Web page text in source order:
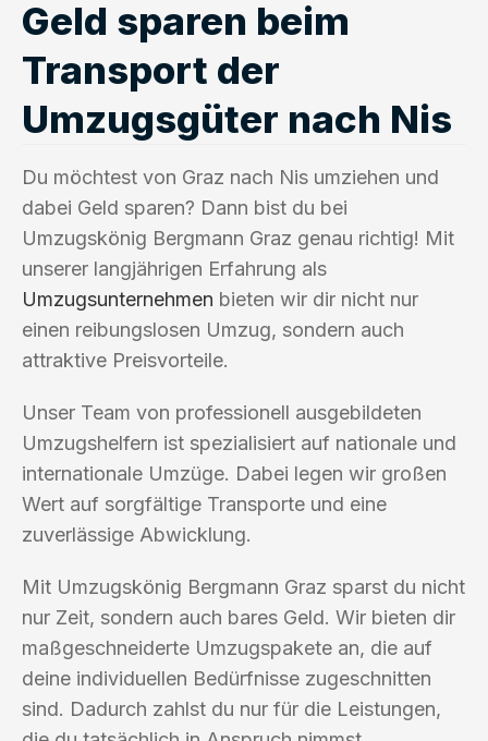
Geld sparen beim
Transport der
Umzugsgüter nach Nis
Du möchtest von Graz nach Nis umziehen und
dabei Geld sparen? Dann bist du bei
Umzugskönig Bergmann Graz genau richtig! Mit
unserer langjährigen Erfahrung als
Umzugsunternehmen bieten wir dir nicht nur
einen reibungslosen Umzug, sondern auch
attraktive Preisvorteile.
Unser Team von professionell ausgebildeten
Umzugshelfern ist spezialisiert auf nationale und
internationale Umzüge. Dabei legen wir großen
Wert auf sorgfältige Transporte und eine
zuverlässige Abwicklung.
Mit Umzugskönig Bergmann Graz sparst du nicht
nur Zeit, sondern auch bares Geld. Wir bieten dir
maßgeschneiderte Umzugspakete an, die auf
deine individuellen Bedürfnisse zugeschnitten
sind. Dadurch zahlst du nur für die Leistungen,